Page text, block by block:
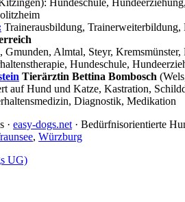
Hundeschule,
Trainerausbildung, Trainerweiterbildung,
Gmunden, Almtal, Steyr,
Hundeschule,
Tierärztin Bettina Bombosch
auf Hund und Katze, Kastration,
Diagnostik, Medikation
· easy-dogs.net · Bedürfnisorientierte
, Würzburg
UG)